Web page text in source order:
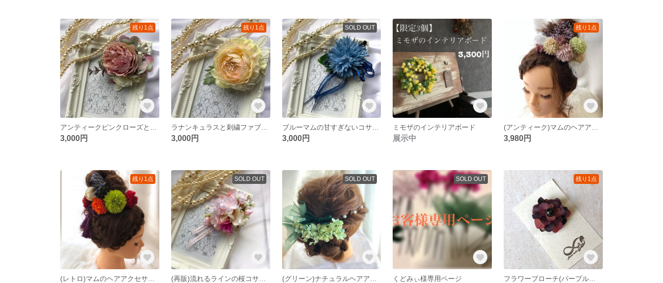
残り1点
3,000円
残り1点
ラナンキュラスと刺繍ファブリックフラワーの春色コサージュ
3,000円
SOLD OUT
ブルーマムの甘すぎないコサージュ
3,000円
ミモザのインテリアボード
展示中
残り1点
3,980円
残り1点 SOLD OUT
(再販)流れるラインの桜コサージュ
SOLD OUT SOLD OUT
くどみぃ様専用ページ
残り1点